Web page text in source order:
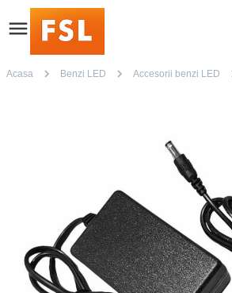
Acasa Benzi LED Accesorii benzi LED